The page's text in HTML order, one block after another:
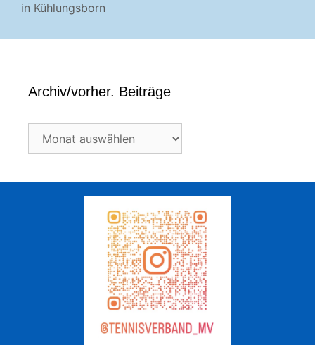
in Kühlungsborn
Archiv/vorher. Beiträge
Archiv/vorher.